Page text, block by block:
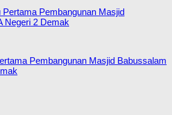
Pembangunan Masjid Babussalam